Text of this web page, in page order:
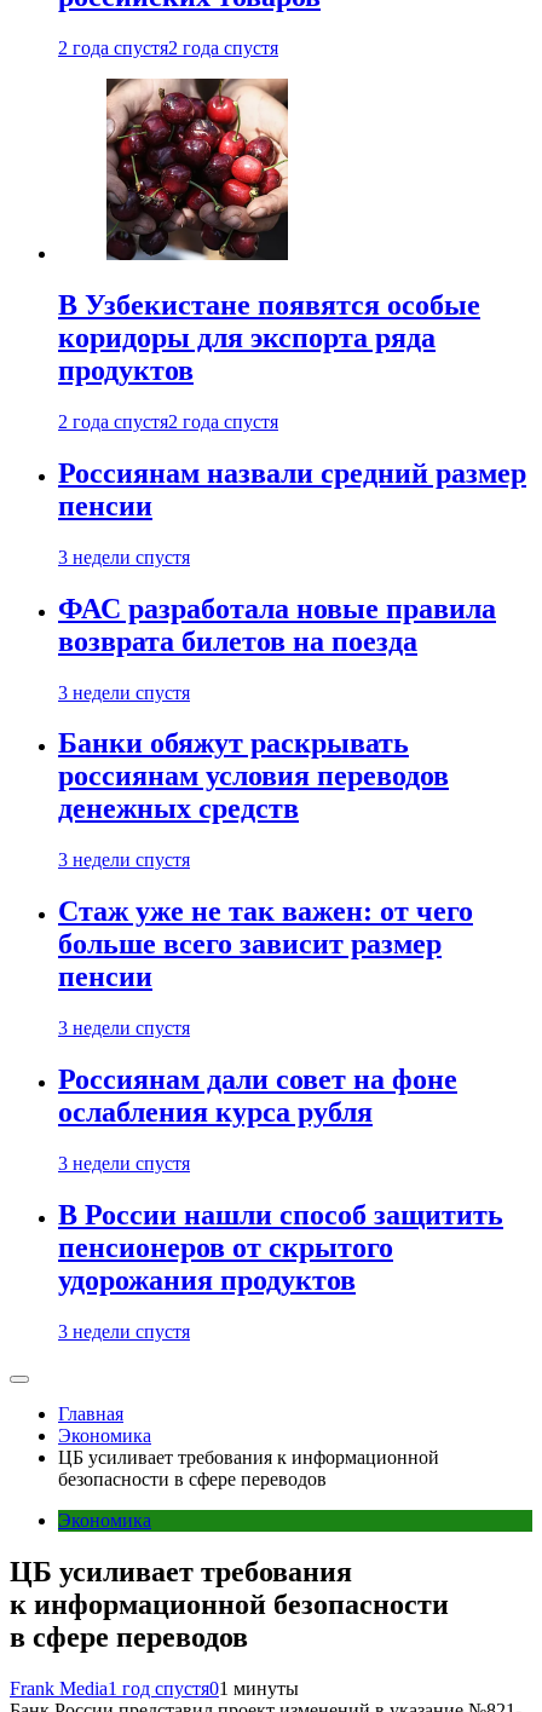
2 года спустя2 года спустя
В Узбекистане появятся особые
коридоры для экспорта ряда
продуктов
2 года спустя2 года спустя
Россиянам назвали средний размер
пенсии
3 недели спустя
ФАС разработала новые правила
возврата билетов на поезда
3 недели спустя
Банки обяжут раскрывать
россиянам условия переводов
денежных средств
3 недели спустя
Стаж уже не так важен: от чего
больше всего зависит размер
пенсии
3 недели спустя
Россиянам дали совет на фоне
ослабления курса рубля
3 недели спустя
В России нашли способ защитить
пенсионеров от скрытого
удорожания продуктов
3 недели спустя
Главная
Экономика
ЦБ усиливает требования к информационной
безопасности в сфере переводов
Экономика
ЦБ усиливает требования
к информационной безопасности
в сфере переводов
Frank Media1 год спустя01 минуты